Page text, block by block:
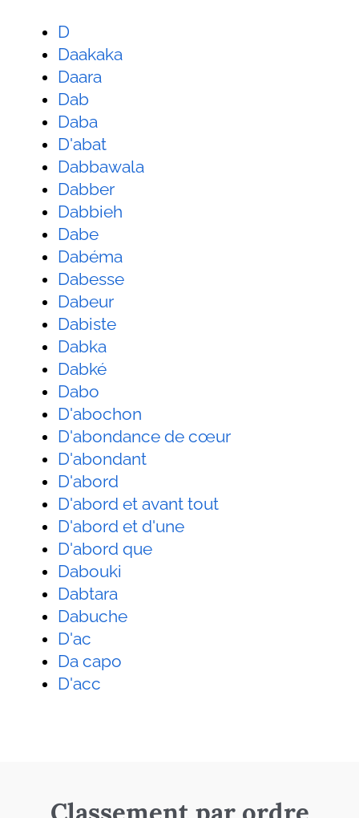
D
Daakaka
Daara
Dab
Daba
D'abat
Dabbawala
Dabber
Dabbieh
Dabe
Dabéma
Dabesse
Dabeur
Dabiste
Dabka
Dabké
Dabo
D'abochon
D'abondance de cœur
D'abondant
D'abord
D'abord et avant tout
D'abord et d'une
D'abord que
Dabouki
Dabtara
Dabuche
D'ac
Da capo
D'acc